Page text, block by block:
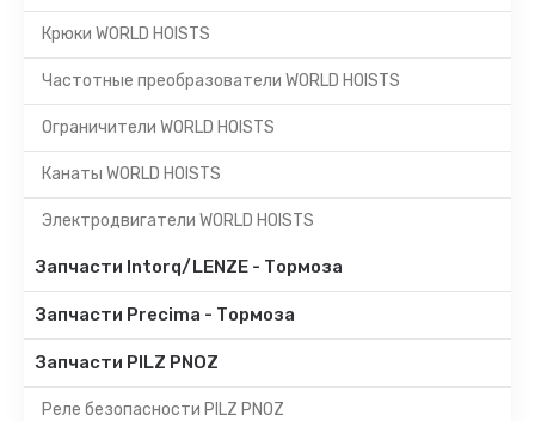
Крюки WORLD HOISTS
Частотные преобразователи WORLD HOISTS
Ограничители WORLD HOISTS
Канаты WORLD HOISTS
Электродвигатели WORLD HOISTS
Запчасти Intorq/LENZE - Тормоза
Запчасти Precima - Тормоза
Запчасти PILZ PNOZ
Реле безопасности PILZ PNOZ